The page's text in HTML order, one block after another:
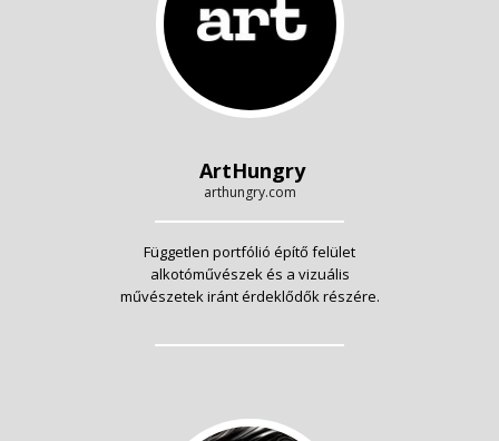
ArtHungry
arthungry.com
Független portfólió építő felület
alkotóművészek és a vizuális
művészetek iránt érdeklődők részére.